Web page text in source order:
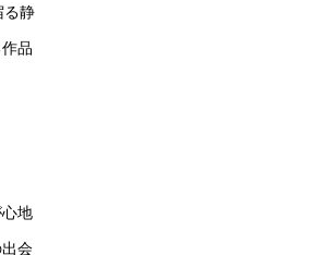
る静
品
地
会